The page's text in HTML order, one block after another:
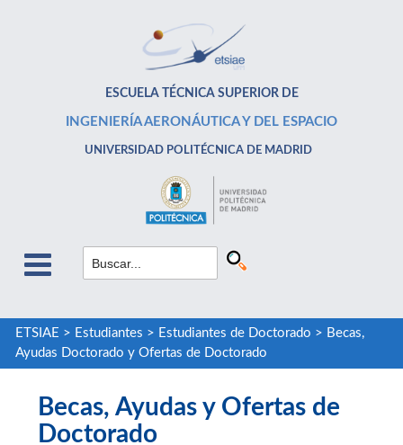
ESCUELA TÉCNICA SUPERIOR DE
INGENIERÍA AERONÁUTICA Y DEL ESPACIO
UNIVERSIDAD POLITÉCNICA DE MADRID
ETSIAE > Estudiantes > Estudiantes de Doctorado > Becas,
Ayudas Doctorado y Ofertas de Doctorado
Becas, Ayudas y Ofertas de
Doctorado